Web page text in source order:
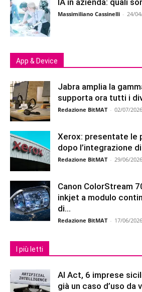
IA in azienda: quali
Massimiliano Cassinelli - 24/
App & Device
Jabra amplia la
supporta ora tutti i
Redazione BitMAT - 02/07/2026
Xerox: presentate le
dopo l’integrazione
Redazione BitMAT - 29/06/2026
Canon ColorStream
inkjet a modulo
di...
Redazione BitMAT - 17/06/2026
I più letti
AI Act, 6 imprese
già un caso d’uso da